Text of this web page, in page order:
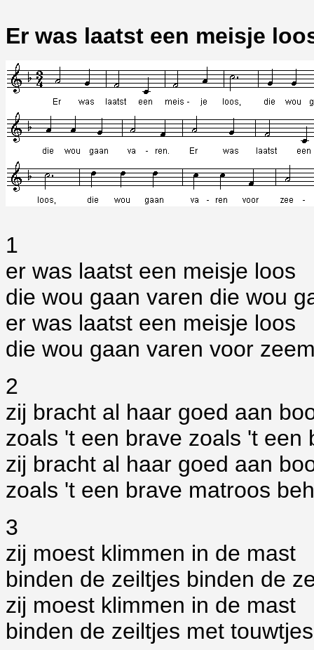
Er was laatst een meisje
1
er was laatst een meisje loos
die wou gaan varen die wou
er was laatst een meisje loos
die wou gaan varen voor
2
zij bracht al haar goed aan
zoals 't een brave zoals 't een
zij bracht al haar goed aan
zoals 't een brave matroos
3
zij moest klimmen in de mast
binden de zeiltjes binden de
zij moest klimmen in de mast
binden de zeiltjes met